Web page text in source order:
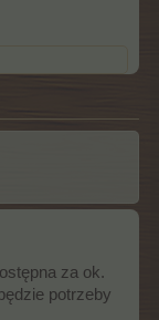
za ok.
potrzeby